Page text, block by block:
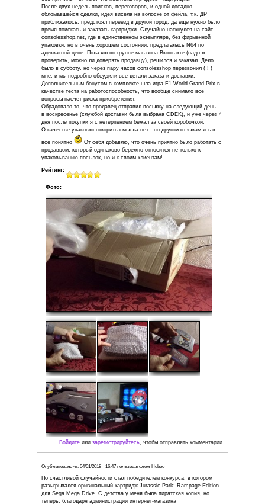
Опубликовано ср, 27/12/2017 - 22:38пользователем
Спасибо большое данному магазину!!!!
пополнил коллекцию перед новым
обслуживание на высоте!!!!!
Рейтинг:
Фото: